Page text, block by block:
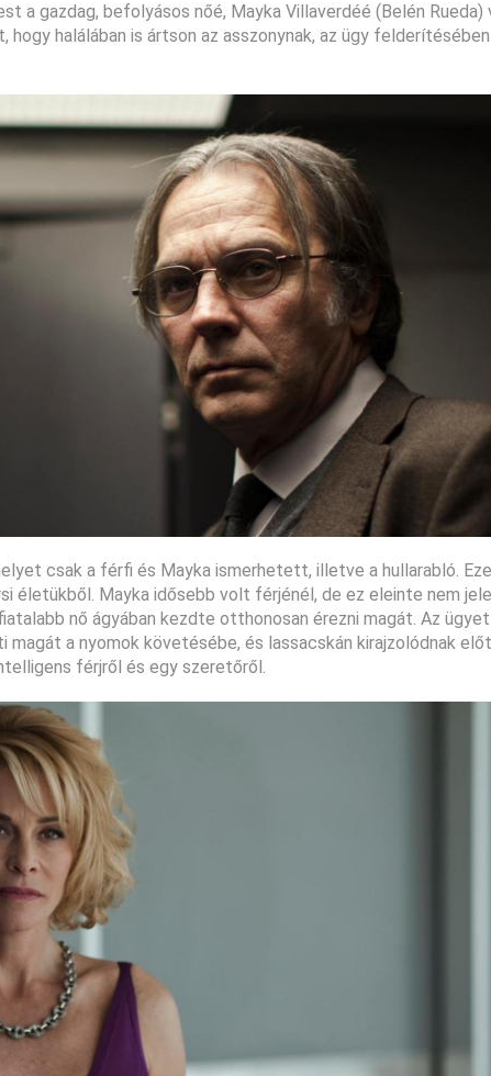
a gazdag, befolyásos nőé, Mayka Villaverdéé (Belén Rueda)
halálában is ártson az asszonynak, az ügy felderítésében
csak a férfi és Mayka ismerhetett, illetve a hullarabló.
életükből. Mayka idősebb volt férjénél, de ez eleinte nem
nő ágyában kezdte otthonosan érezni magát. Az ügyet
a nyomok követésébe, és lassacskán kirajzolódnak
férjről és egy szeretőről.